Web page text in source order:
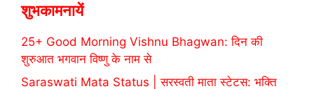
शुभकामनायें
25+ Good Morning Vishnu Bhagwan: दिन की
शुरुआत भगवान विष्णु के नाम से
Saraswati Mata Status | सरस्वती माता स्टेटस: भक्ति